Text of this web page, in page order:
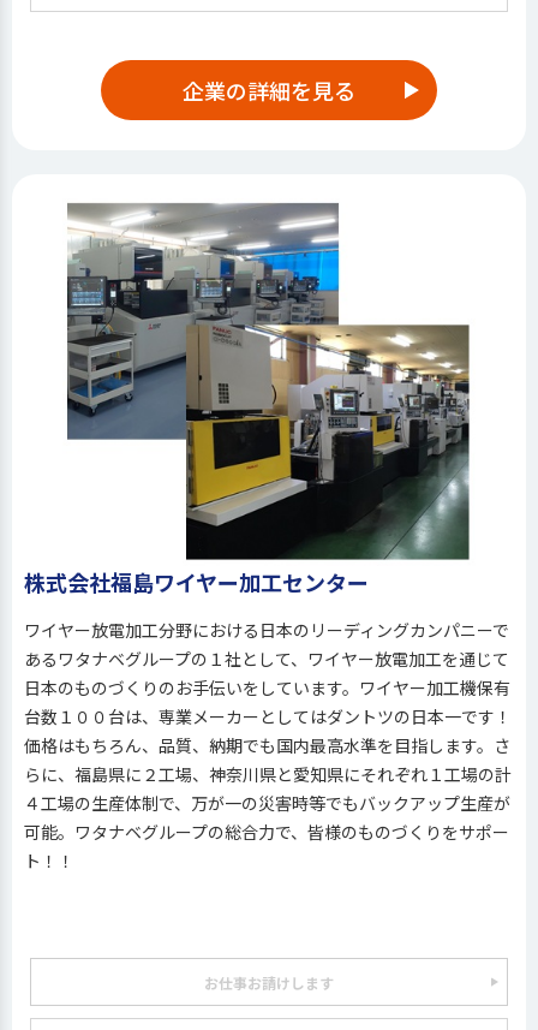
企業の詳細を見る
株式会社福島ワイヤー加工センター
ワイヤー放電加工分野における日本のリーディングカンパニーで
あるワタナベグループの１社として、ワイヤー放電加工を通じて
日本のものづくりのお手伝いをしています。ワイヤー加工機保有
台数１００台は、専業メーカーとしてはダントツの日本一です！
価格はもちろん、品質、納期でも国内最高水準を目指します。さ
らに、福島県に２工場、神奈川県と愛知県にそれぞれ１工場の計
４工場の生産体制で、万が一の災害時等でもバックアップ生産が
可能。ワタナベグループの総合力で、皆様のものづくりをサポー
ト！！
お仕事お請けします